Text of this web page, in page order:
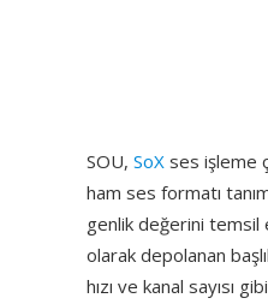
SOU, SoX ses işleme
ham ses formatı
genlik değerini temsil
olarak depolanan
hızı ve kanal sayısı